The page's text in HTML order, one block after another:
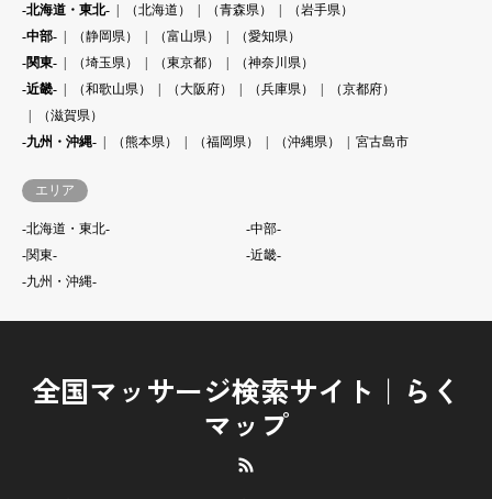
-北海道・東北- （北海道） （青森県）
（岩手県）
-中部-
（静岡県） （富山県）
（愛知県）
-関東-
（埼玉県） （東京都）
（神奈川県）
-近畿-
（和歌山県） （大阪府） （兵庫県）
（京都府）
（滋賀県）
-九州・沖縄-
（熊本県） （福岡県） （沖縄県） 宮古島市
エリア
-北海道・東北-
-中部-
-関東-
-近畿-
-九州・沖縄-
全国マッサージ検索サイト｜らく
マップ